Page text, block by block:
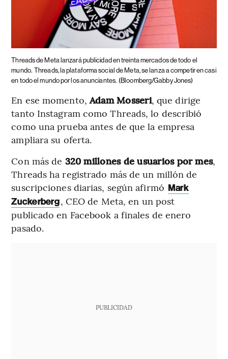
Threads de Meta lanzará publicidad en treinta mercados de todo el
mundo. Threads, la plataforma social de Meta, se lanza a competir en casi
en todo el mundo por los anunciantes. (Bloomberg/Gabby Jones)
En ese momento,Adam Mosseri, que dirige
tanto Instagram como Threads, lo describió
como una prueba antes de que la empresa
ampliara su oferta.
Con más de 320 millones de usuarios por mes,
Threads ha registrado más de un millón de
suscripciones diarias, según afirmó Mark
Zuckerberg, CEO de Meta, en un post
publicado en Facebook a finales de enero
pasado.
PUBLICIDAD